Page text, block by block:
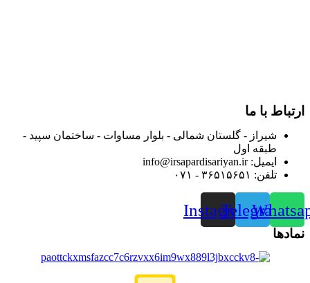
ارتباط با ما
شیراز - گلستان شمالی - بلوار مساوات - ساختمان سپید -
طبقه اول
ایمیل: info@irsapardisariyan.ir
تلفن: ۳۶۵۱۵۶۵۱ - ۰۷۱
Telegram
Instagram
نمادها